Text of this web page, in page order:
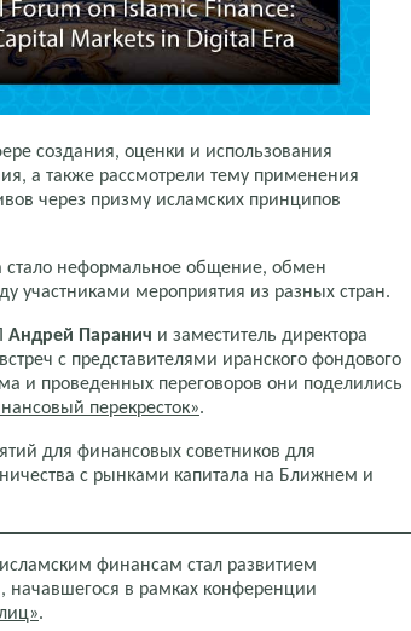
создания, оценки и использования
а также рассмотрели тему применения
через призму исламских принципов
неформальное общение, обмен
мероприятия из разных стран.
Андрей Паранич и заместитель директора
с представителями иранского фондового
и проведенных переговоров они поделились
перекресток».
для финансовых советников для
с рынками капитала на Ближнем и
финансам стал развитием
начавшегося в рамках конференции
.